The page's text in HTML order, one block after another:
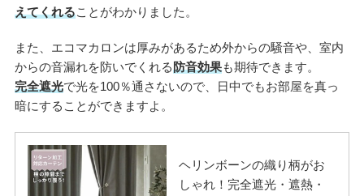
えてくれることがわかりました。
また、エコマカロンは厚みがあるため外からの騒音や、室内
からの音漏れを防いでくれる防音効果も期待できます。
完全遮光で光を100％通さないので、日中でもお部屋を真っ
暗にすることができますよ。
ヘリンボーンの織り柄がお
しゃれ！完全遮光・遮熱・